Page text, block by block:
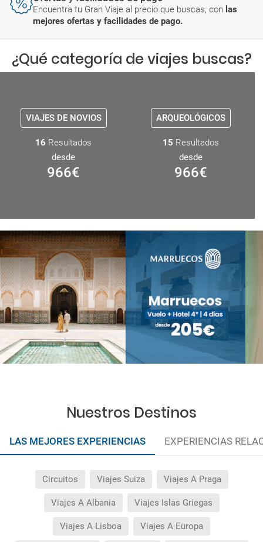
Encuentra tu Gran Viaje al precio que buscas, con las
mejores ofertas y facilidades de pago.
¿Qué categoría de viajes buscas?
VIAJES DE NOVIOS
16 Resultados
desde
966€
ARQUEOLÓGICOS
15 Resultados
desde
966€
Nuestros Destinos
LAS MEJORES EXPERIENCIAS EXPERIENCIAS
Circuitos Viajes Suiza Viajes A Praga
Viajes A Albania Viajes Islas Griegas
Viajes A Lisboa Viajes A Europa